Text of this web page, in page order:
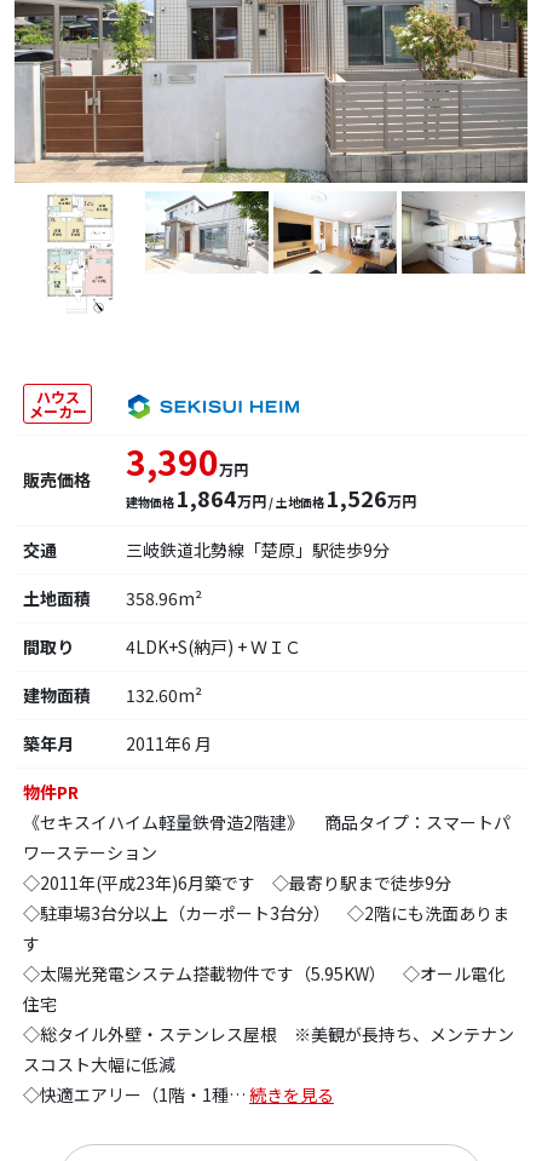
ハウス
メーカー
販売価格 3,390万円
建物価格 1,864万円 / 土地価格 1,526万円
交通
三岐鉄道北勢線「楚原」駅徒歩9分
土地面積
358.96m²
間取り
4LDK+S(納戸) + ＷＩＣ
建物面積
132.60m²
築年月
2011年6 月
物件PR
《セキスイハイム軽量鉄骨造2階建》 商品タイプ：スマートパ
ワーステーション
◇2011年(平成23年)6月築です ◇最寄り駅まで徒歩9分
◇駐車場3台分以上（カーポート3台分） ◇2階にも洗面ありま
す
◇太陽光発電システム搭載物件です（5.95KW） ◇オール電化
住宅
◇総タイル外壁・ステンレス屋根 ※美観が長持ち、メンテナン
スコスト大幅に低減
◇快適エアリー（1階・1種… 続きを見る